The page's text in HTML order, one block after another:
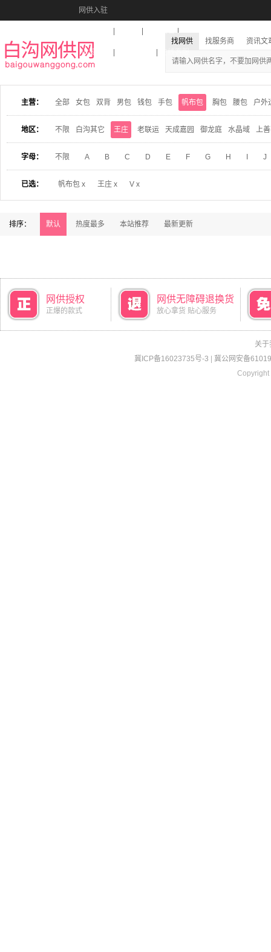
网供入驻
收藏本站
找网供 找服务商 资讯文
主营： 全部 女包 双背 男包 钱包 手包 帆布包 胸包 腰包 户外
地区： 不限 白沟其它 王庄 老联运 天成嘉园 御龙庭 水晶域 上
字母： 不限 A B C D E F G H J
已选： 帆布包 x 王庄 x V x
排序： 默认 热度最多 本站推荐 最新更新
网供授权
正爆的款式
网供无障碍退换货
放心拿货 贴心服务
关于
冀ICP备16023735号-3
冀公网安备